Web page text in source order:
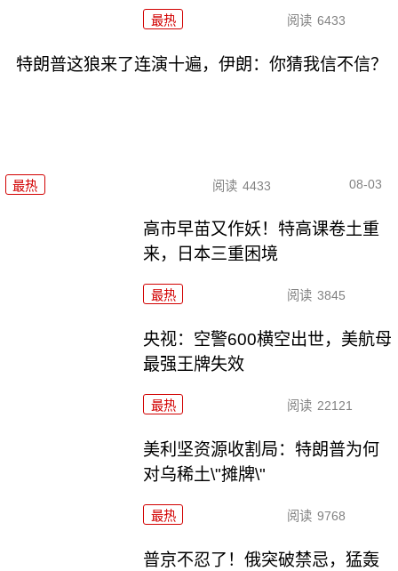
最热 阅读 6433
特朗普这狼来了连演十遍，伊朗：你猜我信不信？
最热 阅读 4433 08-03
高市早苗又作妖！特高课卷土重
来，日本三重困境
最热 阅读 3845
央视：空警600横空出世，美航母
最强王牌失效
最热 阅读 22121
美利坚资源收割局：特朗普为何
对乌稀土\"摊牌\"
最热 阅读 9768
普京不忍了！俄突破禁忌，猛轰